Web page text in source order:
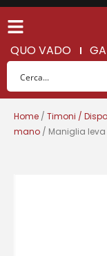
QUO VADO
Home / Timoni /
mano / Maniglia leva